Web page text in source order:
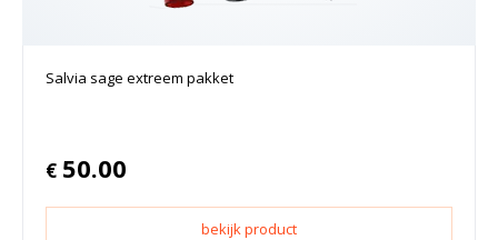
Salvia sage extreem pakket
€ 50.00
bekijk product